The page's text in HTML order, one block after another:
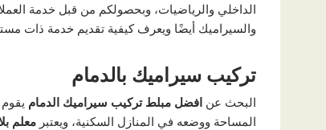
الداخلي والرياضيات، وبحصولكم من قبل خدمة
والسيراميك أيضًا ويعرف كيفية تقديم خدمة ذات
تركيب سيراميك بالدمام
البحث عن افضل مبلط تركيب سيراميك الدمام
المساحة ووضعه في المنازل السكنية، ويعتبر معلم